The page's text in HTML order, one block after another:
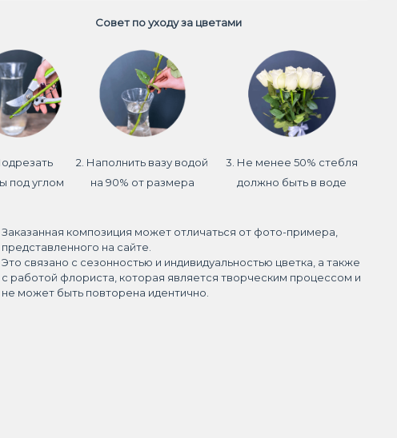
Совет по уходу за цветами
под углом
2. Наполнить вазу водой
на 90% от размера
3. Не менее 50% стебля
должно быть в воде
Заказанная композиция может отличаться от фото-примера,
представленного на сайте.
Это связано с сезонностью и индивидуальностью цветка, а также
с работой флориста, которая является творческим процессом и
не может быть повторена идентично.